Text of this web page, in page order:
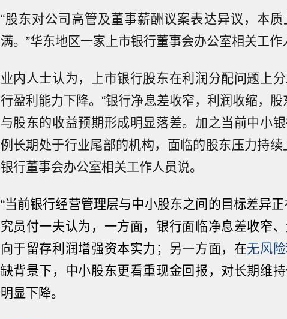
“股东对公司高管及董事薪酬议案表达异议，本
满。”华东地区一家上市银行董事会办公室相关工作
业内人士认为，上市银行股东在利润分配问题上
行盈利能力下降。“银行净息差收窄，利润收缩，股
与股东的收益预期形成明显落差。加之当前中小
例长期处于行业尾部的机构，面临的股东压力持
银行董事会办公室相关工作人员说。
“当前银行经营管理层与中小股东之间的目标差异
究员付一夫认为，一方面，银行面临净息差收窄
向于留存利润增强资本实力；另一方面，在无风
缺背景下，中小股东更看重现金回报，对长期维
明显下降。